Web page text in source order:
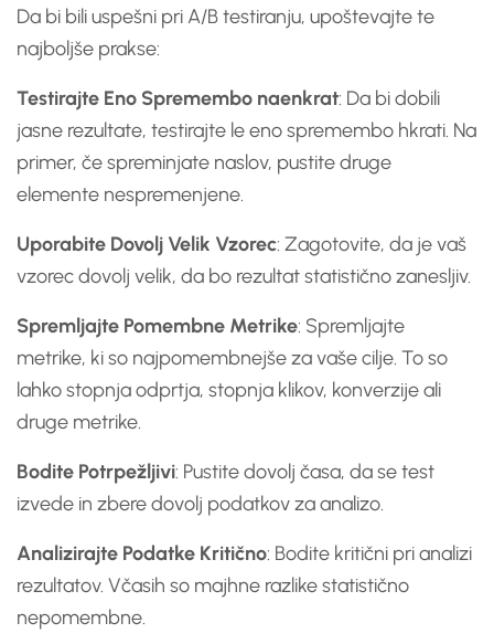
Da bi bili uspešni pri A/B testiranju, upoštevajte te
najboljše prakse:
Testirajte Eno Spremembo naenkrat: Da bi dobili
jasne rezultate, testirajte le eno spremembo hkrati. Na
primer, če spreminjate naslov, pustite druge
elemente nespremenjene.
Uporabite Dovolj Velik Vzorec: Zagotovite, da je vaš
vzorec dovolj velik, da bo rezultat statistično zanesljiv.
Spremljajte Pomembne Metrike: Spremljajte
metrike, ki so najpomembnejše za vaše cilje. To so
lahko stopnja odprtja, stopnja klikov, konverzije ali
druge metrike.
Bodite Potrpežljivi: Pustite dovolj časa, da se test
izvede in zbere dovolj podatkov za analizo.
Analizirajte Podatke Kritično: Bodite kritični pri analizi
rezultatov. Včasih so majhne razlike statistično
nepomembne.